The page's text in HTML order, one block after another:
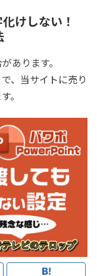
けしない！
あります。
、当サイトに売り
。